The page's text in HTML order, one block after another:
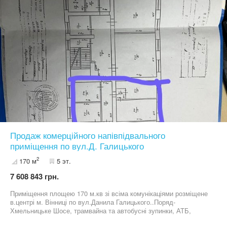
Продаж комерційного напівпідвального
приміщення по вул.Д. Галицького
170 м2 5 эт.
7 608 843 грн.
Приміщення площею 170 м.кв зі всіма комунікаціями розміщене
в.центрі м. Вінниці по вул.Данила Галицького..Поряд-
Хмельницьке Шосе, трамвайна та автобусні зупинки, АТБ,